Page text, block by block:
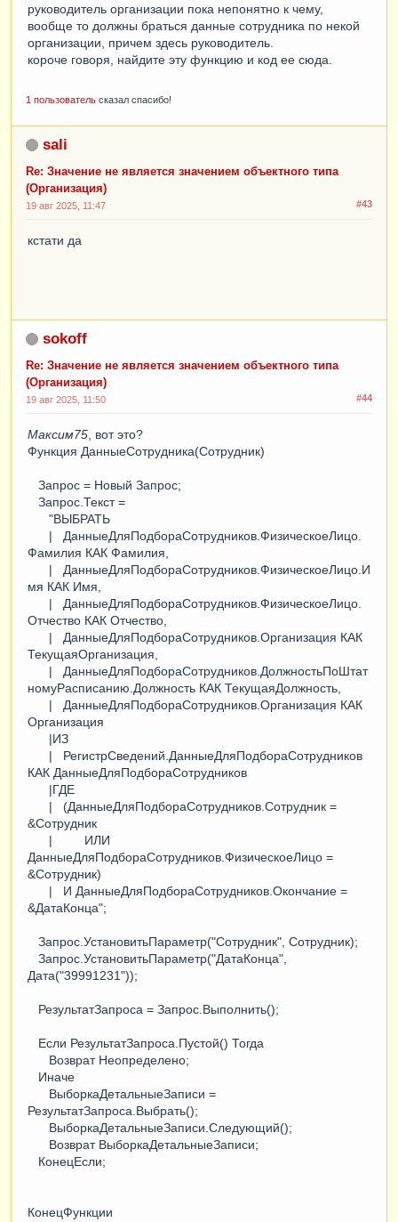
руководитель организации пока непонятно к чему,
вообще то должны браться данные сотрудника по некой
организации, причем здесь руководитель.
короче говоря, найдите эту функцию и код ее сюда.
1 пользователь сказал спасибо!
sali
Re: Значение не является значением объектного типа
(Организация)
#43
19 авг 2025, 11:47
кстати да
sokoff
Re: Значение не является значением объектного типа
(Организация)
#44
19 авг 2025, 11:50
Максим75 , вот это?
Функция ДанныеСотрудника(Сотрудник)
Запрос = Новый Запрос;
Запрос.Текст =
"ВЫБРАТЬ
| ДанныеДляПодбораСотрудников.ФизическоеЛицо.
Фамилия КАК Фамилия,
| ДанныеДляПодбораСотрудников.ФизическоеЛицо.И
мя КАК Имя,
| ДанныеДляПодбораСотрудников.ФизическоеЛицо.
Отчество КАК Отчество,
| ДанныеДляПодбораСотрудников.Организация КАК
ТекущаяОрганизация,
| ДанныеДляПодбораСотрудников.ДолжностьПоШтат
номуРасписанию.Должность КАК ТекущаяДолжность,
| ДанныеДляПодбораСотрудников.Организация КАК
Организация
|ИЗ
| РегистрСведений.ДанныеДляПодбораСотрудников
КАК ДанныеДляПодбораСотрудников
|ГДЕ
| (ДанныеДляПодбораСотрудников.Сотрудник =
&Сотрудник
| ИЛИ
ДанныеДляПодбораСотрудников.ФизическоеЛицо =
&Сотрудник)
| И ДанныеДляПодбораСотрудников.Окончание =
&ДатаКонца";
Запрос.УстановитьПараметр("Сотрудник", Сотрудник);
Запрос.УстановитьПараметр("ДатаКонца",
Дата("39991231"));
РезультатЗапроса = Запрос.Выполнить();
Если РезультатЗапроса.Пустой() Тогда
Возврат Неопределено;
Иначе
ВыборкаДетальныеЗаписи =
РезультатЗапроса.Выбрать();
ВыборкаДетальныеЗаписи.Следующий();
Возврат ВыборкаДетальныеЗаписи;
КонецЕсли;
КонецФункции